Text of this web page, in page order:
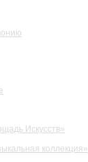
Искусств»
коллекция»